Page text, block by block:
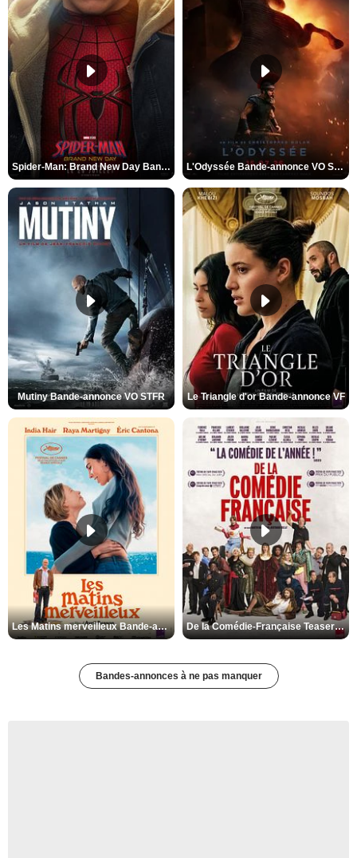
Spider-Man: Brand New Day Bande-annonce VO STFR L'Odyssée Bande-annonce VO STFR
Mutiny Bande-annonce VO STFR Le Triangle d'or Bande-annonce VF
Les Matins merveilleux Bande-annonce VF De la Comédie-Française Teaser VF
Bandes-annonces à ne pas manquer